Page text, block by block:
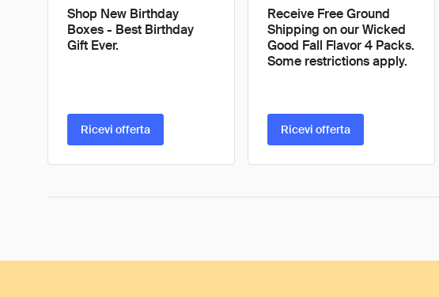
Shop New Birthday
Boxes - Best Birthday
Gift Ever.
Ricevi offerta
Receive Free Ground
Shipping on our Wicked
Good Fall Flavor 4 Packs.
Some restrictions apply.
Ricevi offerta